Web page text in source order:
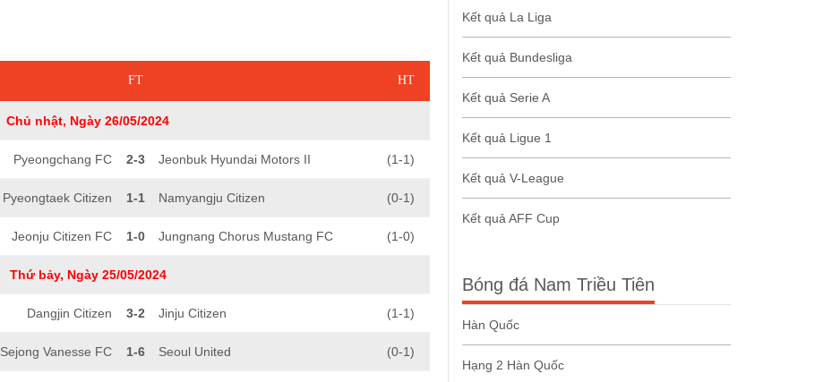
FT HT
Chủ nhật, Ngày 26/05/2024
Pyeongchang FC 2-3 Jeonbuk Hyundai Motors II (1-1)
Pyeongtaek Citizen 1-1 Namyangju Citizen (0-1)
Jeonju Citizen FC 1-0 Jungnang Chorus Mustang FC (1-0)
Thứ bảy, Ngày 25/05/2024
Dangjin Citizen 3-2 Jinju Citizen (1-1)
Sejong Vanesse FC 1-6 Seoul United (0-1)
Kết quả La Liga
Kết quả Bundesliga
Kết quả Serie A
Kết quả Ligue 1
Kết quả V-League
Kết quả AFF Cup
Bóng đá Nam Triều Tiên
Hàn Quốc
Hạng 2 Hàn Quốc